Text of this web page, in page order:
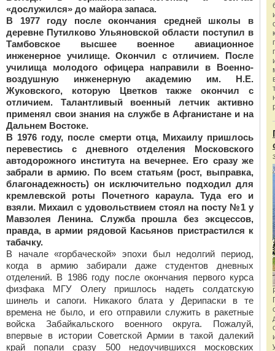
«дослужился» до майора запаса.
В 1977 году после окончания средней школы в
деревне Путилково Ульяновской области поступил в
Тамбовское высшее военное авиационное
инженерное училище. Окончил с отличием. После
училища молодого офицера направили в Военно-
воздушную инженерную академию им. Н.Е.
Жуковского, которую Цветков также окончил с
отличием. Талантливый военный летчик активно
применял свои знания на службе в Афганистане и на
Дальнем Востоке.
В 1976 году, после смерти отца, Михаилу пришлось
перевестись с дневного отделения Московского
автодорожного института на вечернее. Его сразу же
забрали в армию. По всем статьям (рост, выправка,
благонадежность) он исключительно подходил для
кремлевской роты Почетного караула. Туда его и
взяли. Михаил с удовольствием стоял на посту №1 у
Мавзолея Ленина. Служба прошла без эксцессов,
правда, в армии рядовой Касьянов пристрастился к
табачку.
В начале «горбаческой» эпохи был недолгий период,
когда в армию забирали даже студентов дневных
отделений. В 1986 году после окончания первого курса
физфака МГУ Олегу пришлось надеть солдатскую
шинель и сапоги. Никакого блата у Дерипаски в те
времена не было, и его отправили служить в ракетные
войска Забайкальского военного округа. Пожалуй,
впервые в истории Советской Армии в такой далекий
край попали сразу 500 недоучившихся московских